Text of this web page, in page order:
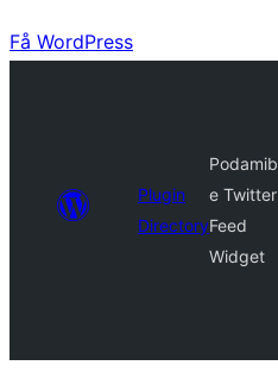
Få WordPress
Plugin
Directory
Podamib
e Twitter
Feed
Widget